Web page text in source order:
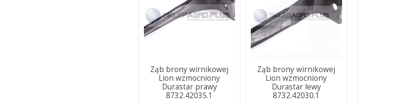
Ząb brony wirnikowej
Lion wzmocniony
Durastar prawy
8732.42035.1
Ząb brony wirnikowej
Lion wzmocniony
Durastar lewy
8732.42030.1